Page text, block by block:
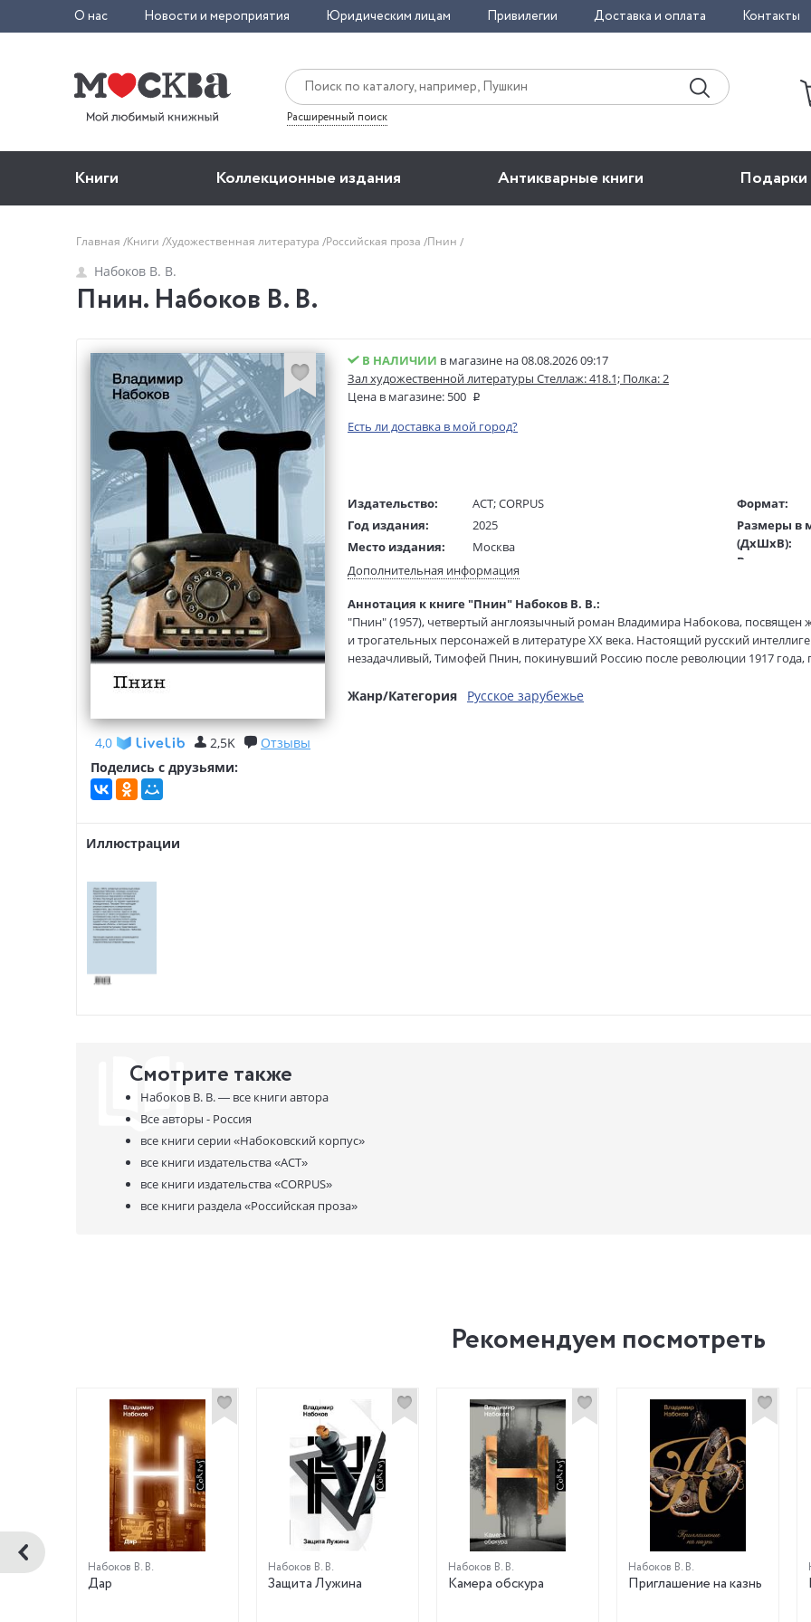
О нас Новости и мероприятия Юридическим лицам Привилегии Доставка и оплата Контакты
Расширенный поиск
Книги Коллекционные издания Антикварные книги Подарки
Главная Книги Художественная литература Российская проза Пнин
Набоков В. В.
Пнин. Набоков В. В.
4,0 2,5K
Отзывы
Поделись с друзьями:
В НАЛИЧИИ в магазине на 08.08.2026 09:17
Зал художественной литературы Стеллаж: 418.1; Полка: 2
Цена в магазине: 500
Есть ли доставка в мой город?
Издательство: АСТ;CORPUS
Год издания:
2025
Место издания:
Москва
Возраст:
16+
Язык оригинала:
английский
Редактор/
составитель:
Энрайт Ольга
Перевод:
Барабтарло Г., Набокова В.
Тип обложки:
Мягкая обложка
Формат:
Размеры в
(ДхШхВ):
Вес:
Код товара:
Артикул:
Дополнительная информация
Аннотация к книге "Пнин" Набоков В. В.:
"Пнин" (1957), четвертый англоязычный роман Владимира Набокова,
и трогательных персонажей в литературе XX века. Настоящий русский
незадачливый, Тимофей Пнин, покинувший Россию после революции 1917 года,
хитроумного создателя, уготовившего ему участь страдальца, вынужденного
Жанр/Категория Русское зарубежье
Иллюстрации
Смотрите также
Набоков В. В. — все книги автора
Все авторы - Россия
все книги серии«Набоковский корпус»
все книги издательства«АСТ»
все книги издательства«CORPUS»
все книги раздела«Российская проза»
Рекомендуем посмотреть
Набоков В. В.
Дар
Набоков В. В.
Защита Лужина
Набоков В. В.
Камера обскура
Набоков В. В.
Приглашение на казнь